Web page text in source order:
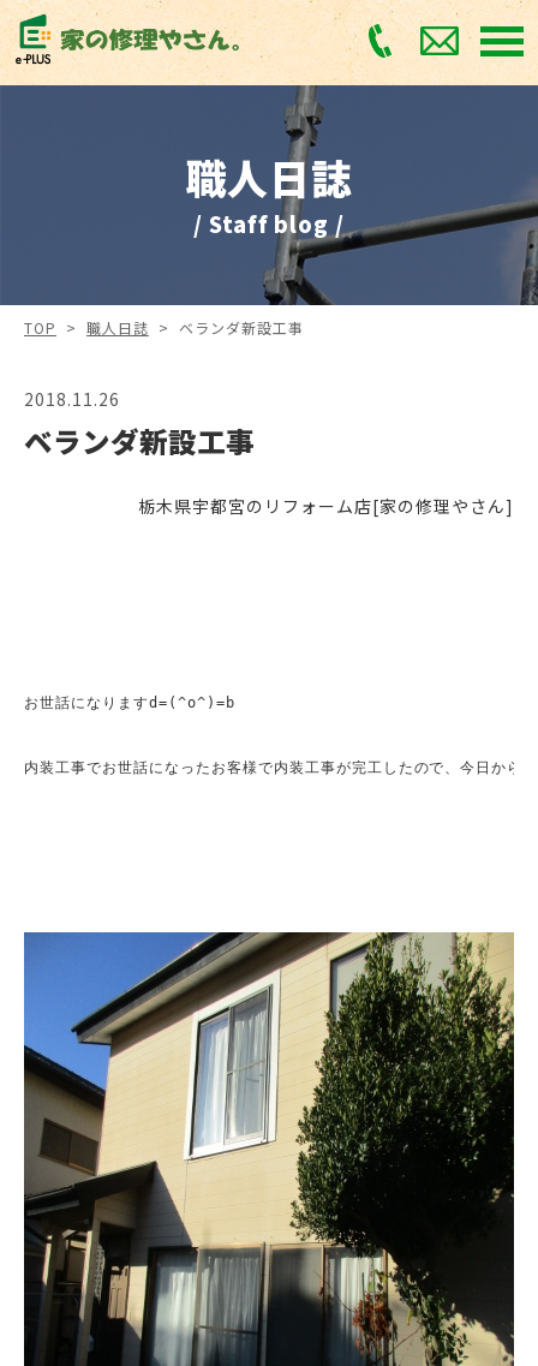
職人日誌
/ Staff blog /
TOP > 職人日誌 > ベランダ新設工事
2018.11.26
ベランダ新設工事
栃木県宇都宮のリフォーム店[家の修理やさん]
お世話になりますd=(^o^)=b
内装工事でお世話になったお客様で内装工事が完工したので、今日から